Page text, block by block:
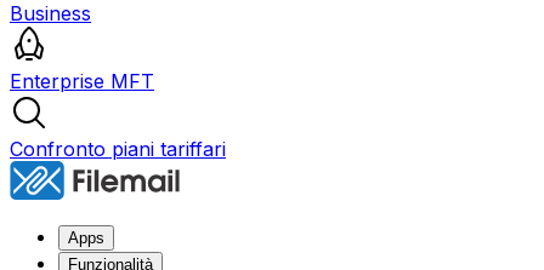
Business
Enterprise MFT
Confronto piani tariffari
Apps
Funzionalità